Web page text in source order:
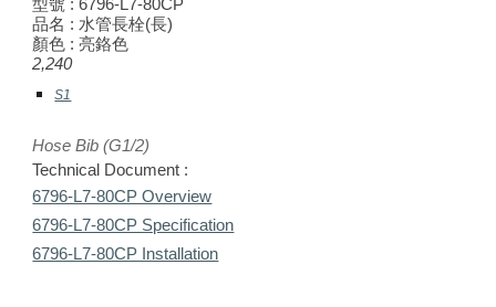
型號 :6796-L7-80CP
品名 : 水管長栓(長)
顏色 : 亮鉻色
2,240
S1
Hose Bib (G1/2)
Technical Document :
6796-L7-80CP Overview
6796-L7-80CP Specification
6796-L7-80CP Installation